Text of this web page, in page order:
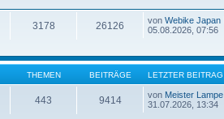
3178 26126 vonWebike Japan
05.08.2026, 07:56
THEMEN BEITRÄGE LETZTER BEITRAG
443 9414 von Meister Lampe
31.07.2026, 13:34